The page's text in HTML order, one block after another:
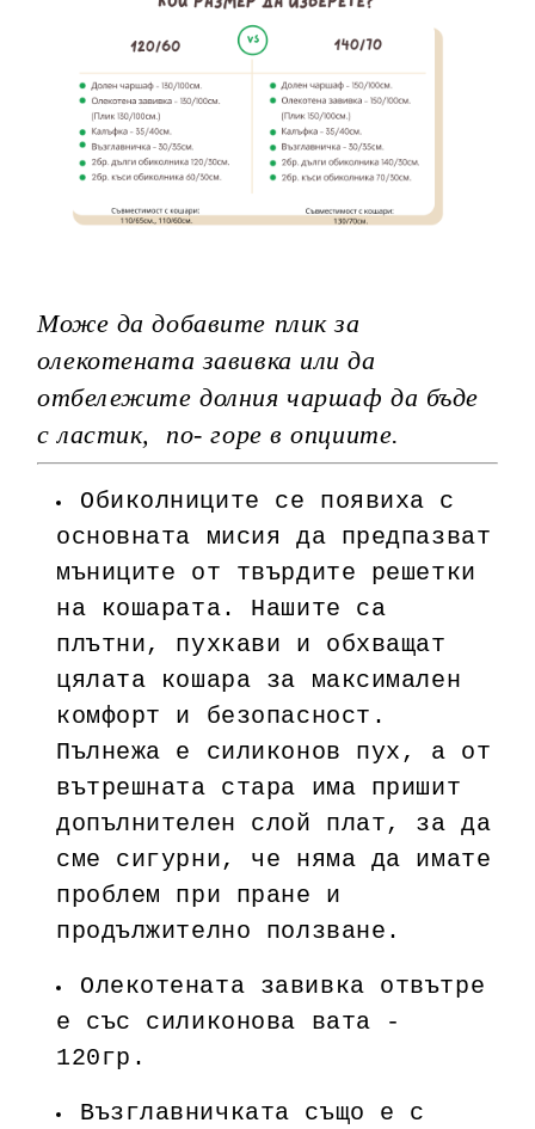
Може да добавите плик за
олекотената завивка или да
отбележите долния чаршаф да бъде
с ластик, по- горе в опциите.
Обиколниците се появиха с
основната мисия да предпазват
мъниците от твърдите решетки
на кошарата. Нашите са
плътни, пухкави и обхващат
цялата кошара за максимален
комфорт и безопасност.
Пълнежа е силиконов пух, а от
вътрешната стара има пришит
допълнителен слой плат, за да
сме сигурни, че няма да имате
проблем при пране и
продължително ползване.
Олекотената завивка отвътре
е със силиконова вата -
120гр.
Възглавничката също е с